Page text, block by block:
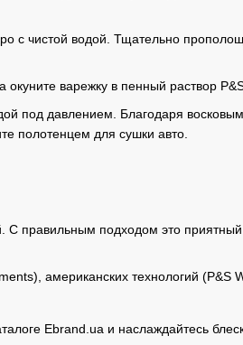
с чистой водой. Тщательно
варежку в пенный раствор
под давлением. Благодаря
полотенцем для сушки авто.
правильным подходом это
американских технологий
Ebrand.ua и наслаждайтесь